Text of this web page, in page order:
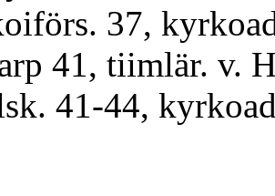
37,
41, tiimlär. v.
41-44,